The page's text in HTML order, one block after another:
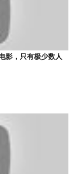
影，只有极少数人